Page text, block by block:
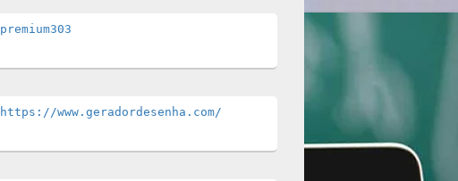
premium303
https://www.geradordesenha.com/